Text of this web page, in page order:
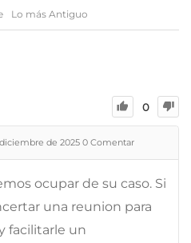
Lo más Antiguo
0
de 2025 0 Comentar
ocupar de su caso. Si
una reunion para
facilitarle un